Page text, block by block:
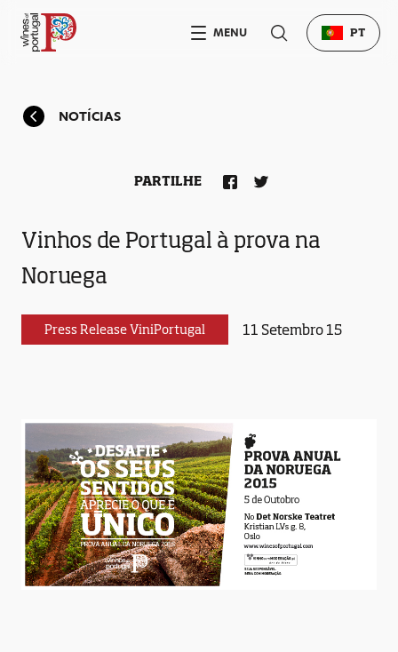
NOTÍCIAS
Vinhos de Portugal à prova na
Noruega
Press Release ViniPortugal 11 Setembro 15
PARTILHE
MENU PT